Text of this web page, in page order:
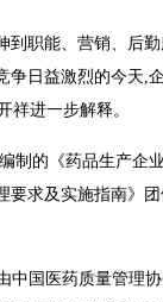
职能、营销、后
日益激烈的今天,
祥进一步解释。
制的《药品生产企
求及实施指南》
国医药质量管理